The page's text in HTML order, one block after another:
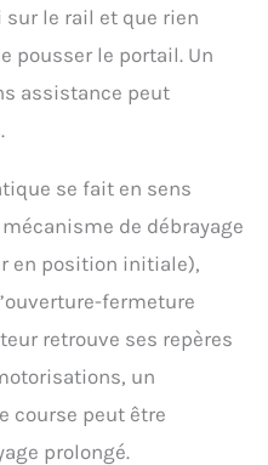
le rail et que rien
pousser le portail. Un
assistance peut
se fait en sens
de débrayage
en position initiale),
fermeture
retrouve ses repères
un
course peut être
prolongé.